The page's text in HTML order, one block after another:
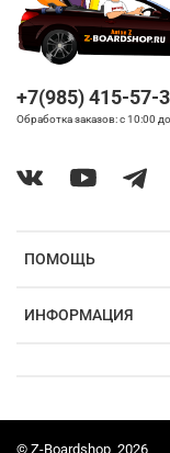
ПОМОЩЬ
ИНФОРМАЦИЯ
+7(985) 415-57-
Обработка заказов: с 10:00
© Z-Boardshop, 2026